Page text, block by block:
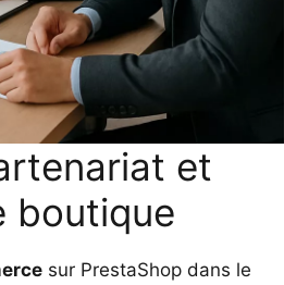
et
boutique
sur PrestaShop dans le